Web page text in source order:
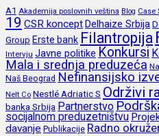
A1 Akademija poslovnih veština Blog Case
19 CSR konceptDelhaize Srbija
Group Erste bank Filantropija
Intervju Javne politike Konkursi
Mala i srednja preduzeća
Naš Beograd Nefinansijsko
Nelt Co Nestlé Adriatic S Održivi
banka Srbija Partnerstvo
socijalnom preduzetništvu
davanje Publikacije Radno